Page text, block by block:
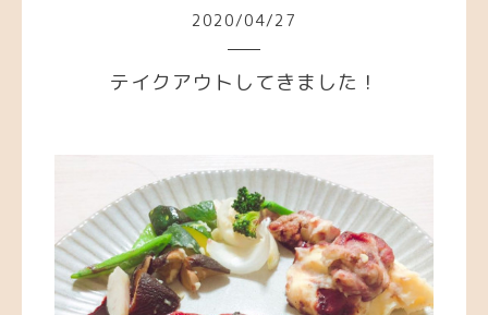
2020/04/27
テイクアウトしてきました！